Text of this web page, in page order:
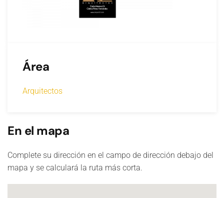
Área
Arquitectos
En el mapa
Complete su dirección en el campo de dirección debajo del
mapa y se calculará la ruta más corta.